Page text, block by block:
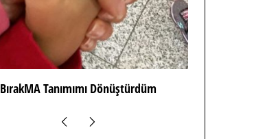
BırakMA Tanımımı Dönüştürdüm